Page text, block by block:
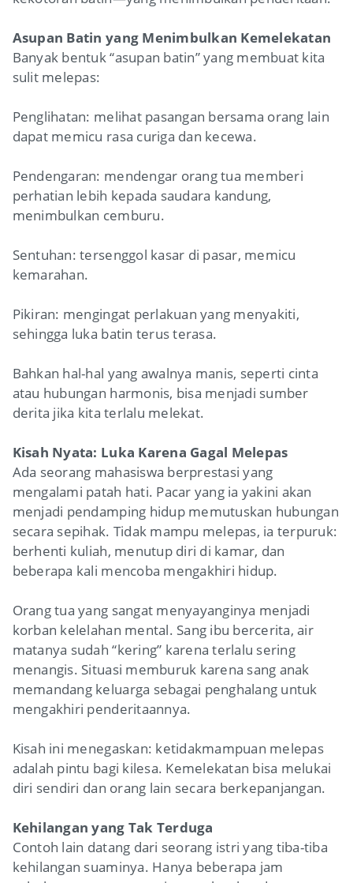
Asupan Batin yang Menimbulkan Kemelekatan
Banyak bentuk “asupan batin” yang membuat kita
sulit melepas:
Penglihatan: melihat pasangan bersama orang lain
dapat memicu rasa curiga dan kecewa.
Pendengaran: mendengar orang tua memberi
perhatian lebih kepada saudara kandung,
menimbulkan cemburu.
Sentuhan: tersenggol kasar di pasar, memicu
kemarahan.
Pikiran: mengingat perlakuan yang menyakiti,
sehingga luka batin terus terasa.
Bahkan hal-hal yang awalnya manis, seperti cinta
atau hubungan harmonis, bisa menjadi sumber
derita jika kita terlalu melekat.
Kisah Nyata: Luka Karena Gagal Melepas
Ada seorang mahasiswa berprestasi yang
mengalami patah hati. Pacar yang ia yakini akan
menjadi pendamping hidup memutuskan hubungan
secara sepihak. Tidak mampu melepas, ia terpuruk:
berhenti kuliah, menutup diri di kamar, dan
beberapa kali mencoba mengakhiri hidup.
Orang tua yang sangat menyayanginya menjadi
korban kelelahan mental. Sang ibu bercerita, air
matanya sudah “kering” karena terlalu sering
menangis. Situasi memburuk karena sang anak
memandang keluarga sebagai penghalang untuk
mengakhiri penderitaannya.
Kisah ini menegaskan: ketidakmampuan melepas
adalah pintu bagi kilesa. Kemelekatan bisa melukai
diri sendiri dan orang lain secara berkepanjangan.
Kehilangan yang Tak Terduga
Contoh lain datang dari seorang istri yang tiba-tiba
kehilangan suaminya. Hanya beberapa jam